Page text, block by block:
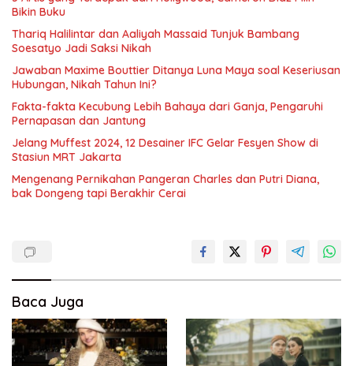
Bikin Buku
Thariq Halilintar dan Aaliyah Massaid Tunjuk Bambang
Soesatyo Jadi Saksi Nikah
Jawaban Maxime Bouttier Ditanya Luna Maya soal Keseriusan
Hubungan, Nikah Tahun Ini?
Fakta-fakta Kecubung Lebih Bahaya dari Ganja, Pengaruhi
Pernapasan dan Jantung
Jelang Muffest 2024, 12 Desainer IFC Gelar Fesyen Show di
Stasiun MRT Jakarta
Mengenang Pernikahan Pangeran Charles dan Putri Diana,
bak Dongeng tapi Berakhir Cerai
Baca Juga